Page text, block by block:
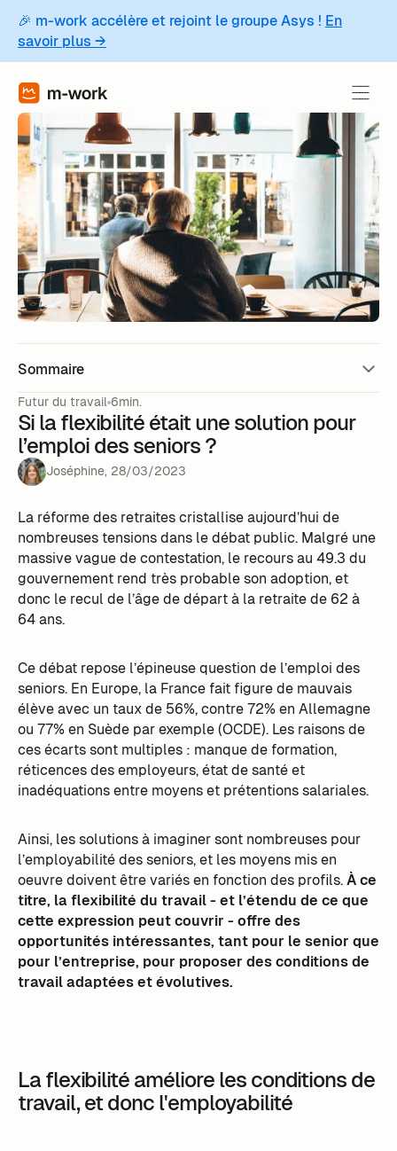
🎉 m-work accélère et rejoint le groupe Asys ! En
savoir plus →
Sommaire
Futur du travail 6min.
Si la flexibilité était une solution pour
l’emploi des seniors ?
Joséphine, 28/03/2023
La réforme des retraites cristallise aujourd’hui de
nombreuses tensions dans le débat public. Malgré une
massive vague de contestation, le recours au 49.3 du
gouvernement rend très probable son adoption, et
donc le recul de l’âge de départ à la retraite de 62 à
64 ans.
Ce débat repose l’épineuse question de l’emploi des
seniors. En Europe, la France fait figure de mauvais
élève avec un taux de 56%, contre 72% en Allemagne
ou 77% en Suède par exemple (OCDE). Les raisons de
ces écarts sont multiples : manque de formation,
réticences des employeurs, état de santé et
inadéquations entre moyens et prétentions salariales.
Ainsi, les solutions à imaginer sont nombreuses pour
l’employabilité des seniors, et les moyens mis en
oeuvre doivent être variés en fonction des profils.À ce
titre, la flexibilité du travail - et l’étendu de ce que
cette expression peut couvrir - offre des
opportunités intéressantes, tant pour le senior que
pour l’entreprise, pour proposer des conditions de
travail adaptées et évolutives.
La flexibilité améliore les conditions de
travail, et donc l'employabilité